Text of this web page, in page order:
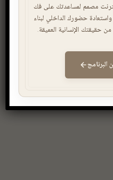
مصمم لمساعدتك على فك
واستعادة حضورك الداخلي لبناء
حقيقتك الإنسانية العميقة.